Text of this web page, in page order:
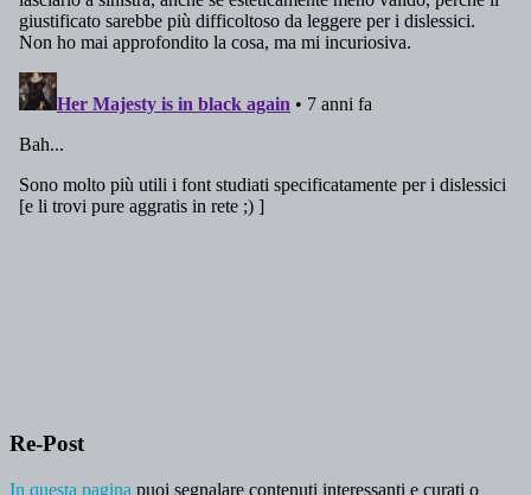
Re-Post
In questa pagina puoi segnalare contenuti interessanti e curati o